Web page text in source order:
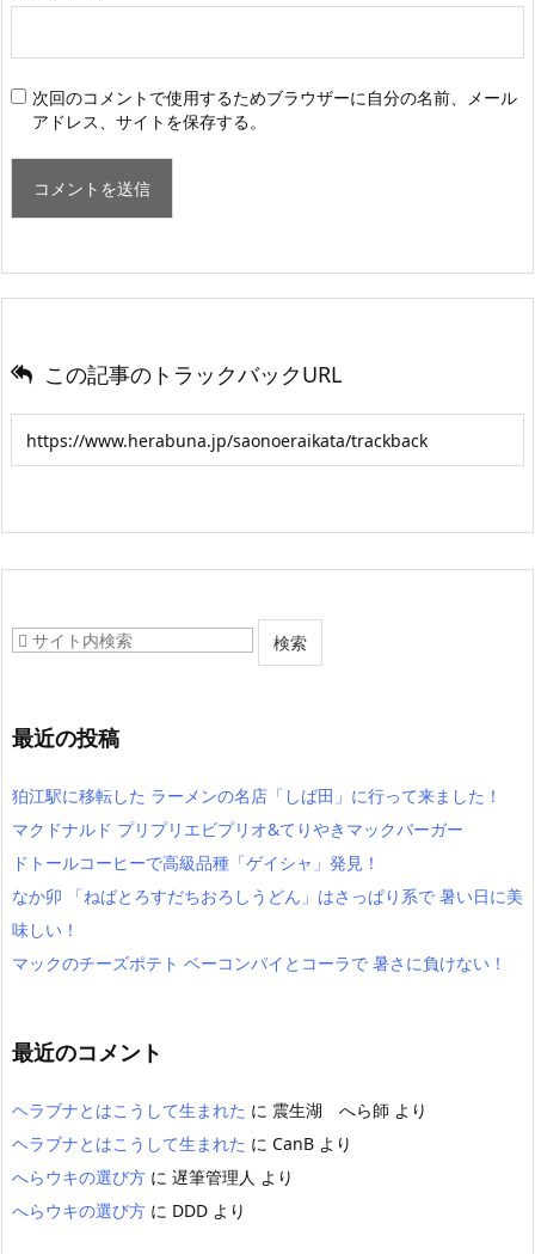
次回のコメントで使用するためブラウザーに自分の名前、メール
アドレス、サイトを保存する。
この記事のトラックバックURL
最近の投稿
狛江駅に移転した ラーメンの名店「しば田」に行って来ました！
マクドナルド プリプリエビプリオ&てりやきマックバーガー
ドトールコーヒーで高級品種「ゲイシャ」発見！
なか卯 「ねばとろすだちおろしうどん」はさっぱり系で 暑い日に美
味しい！
マックのチーズポテト ベーコンパイとコーラで 暑さに負けない！
最近のコメント
ヘラブナとはこうして生まれた に 震生湖 へら師 より
ヘラブナとはこうして生まれた に CanB より
へらウキの選び方 に 遅筆管理人 より
へらウキの選び方 に DDD より